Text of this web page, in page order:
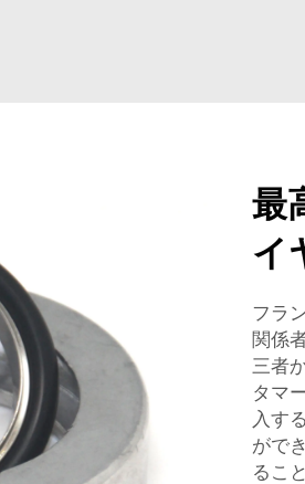
最
イ
フラ
関係
三者
タマ
入す
がで
るこ